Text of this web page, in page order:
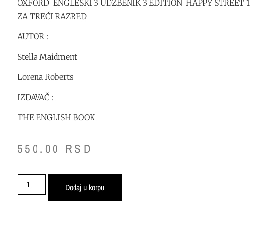
OXFORD ENGLESKI 3 UDZBENIK 3 EDITION HAPPY STREET 1
ZA TREĆI RAZRED
AUTOR :
Stella Maidment
Lorena Roberts
IZDAVAČ :
THE ENGLISH BOOK
550.00 RSD
Dodaj u korpu